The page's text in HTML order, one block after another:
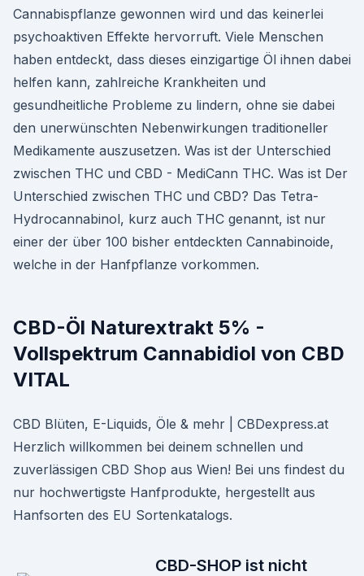
Cannabispflanze gewonnen wird und das keinerlei
psychoaktiven Effekte hervorruft. Viele Menschen
haben entdeckt, dass dieses einzigartige Öl ihnen dabei
helfen kann, zahlreiche Krankheiten und
gesundheitliche Probleme zu lindern, ohne sie dabei
den unerwünschten Nebenwirkungen traditioneller
Medikamente auszusetzen. Was ist der Unterschied
zwischen THC und CBD - MediCann THC. Was ist Der
Unterschied zwischen THC und CBD? Das Tetra-
Hydrocannabinol, kurz auch THC genannt, ist nur
einer der über 100 bisher entdeckten Cannabinoide,
welche in der Hanfpflanze vorkommen.
CBD-Öl Naturextrakt 5% -
Vollspektrum Cannabidiol von CBD
VITAL
CBD Blüten, E-Liquids, Öle & mehr | CBDexpress.at
Herzlich willkommen bei deinem schnellen und
zuverlässigen CBD Shop aus Wien! Bei uns findest du
nur hochwertigste Hanfprodukte, hergestellt aus
Hanfsorten des EU Sortenkatalogs.
CBD-SHOP ist nicht